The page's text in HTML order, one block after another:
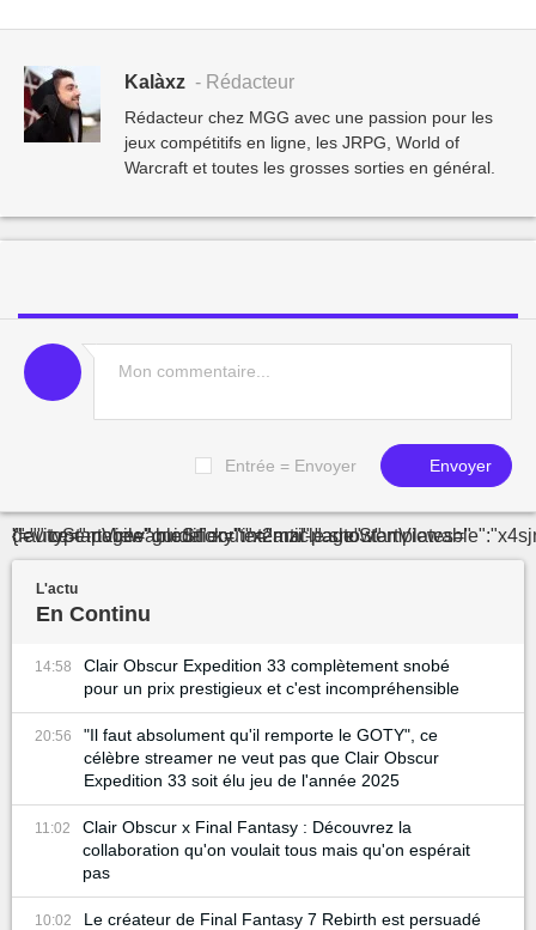
Kalàxz - Rédacteur
Rédacteur chez MGG avec une passion pour les
jeux compétitifs en ligne, les JRPG, World of
Warcraft et toutes les grosses sorties en général.
Entrée = Envoyer Envoyer
"="" type-page="guide" route="article.show" device="mobile" modifier="internal-page"
L'actu
En Continu
14:58
Clair Obscur Expedition 33 complètement snobé
pour un prix prestigieux et c'est incompréhensible
20:56
"Il faut absolument qu'il remporte le GOTY", ce
célèbre streamer ne veut pas que Clair Obscur
Expedition 33 soit élu jeu de l'année 2025
11:02
Clair Obscur x Final Fantasy : Découvrez la
collaboration qu'on voulait tous mais qu'on espérait
pas
10:02
Le créateur de Final Fantasy 7 Rebirth est persuadé